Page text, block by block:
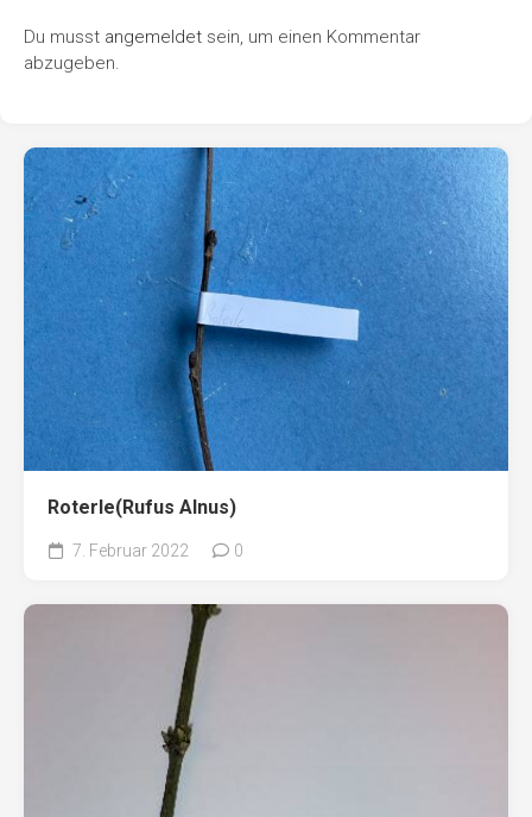
Du musst angemeldet sein, um einen Kommentar
abzugeben.
Roterle(Rufus Alnus)
7. Februar 2022 0